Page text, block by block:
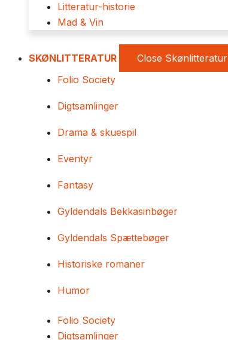
Litteratur-historie
Mad & Vin
SKØNLITTERATUR Close Skønlitteratur
Folio Society
Digtsamlinger
Drama & skuespil
Eventyr
Fantasy
Gyldendals Bekkasinbøger
Gyldendals Spættebøger
Historiske romaner
Humor
Folio Society
Digtsamlinger